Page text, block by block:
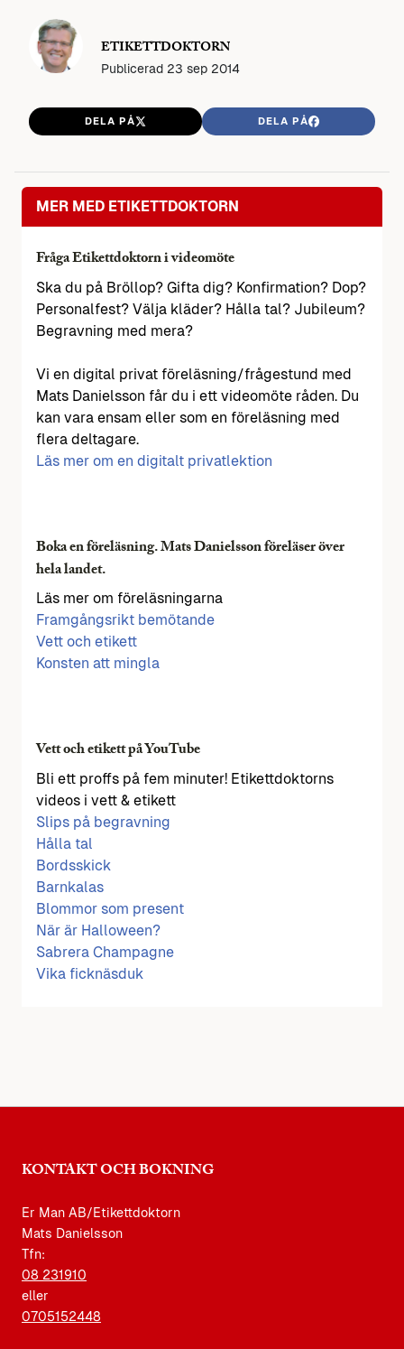
ETIKETTDOKTORN
Publicerad 23 sep 2014
DELA PÅ DELA PÅ
MER MED ETIKETTDOKTORN
Fråga Etikettdoktorn i videomöte
Ska du på Bröllop? Gifta dig? Konfirmation? Dop?
Personalfest? Välja kläder? Hålla tal? Jubileum?
Begravning med mera?
Vi en digital privat föreläsning/frågestund med
Mats Danielsson får du i ett videomöte råden. Du
kan vara ensam eller som en föreläsning med
flera deltagare.
Läs mer om en digitalt privatlektion
Boka en föreläsning. Mats Danielsson föreläser över
hela landet.
Läs mer om föreläsningarna
Framgångsrikt bemötande
Vett och etikett
Konsten att mingla
Vett och etikett på YouTube
Bli ett proffs på fem minuter! Etikettdoktorns
videos i vett & etikett
Slips på begravning
Hålla tal
Bordsskick
Barnkalas
Blommor som present
När är Halloween?
Sabrera Champagne
Vika ficknäsduk
KONTAKT OCH BOKNING
Er Man AB/Etikettdoktorn
Mats Danielsson
Tfn:
08 231910
eller
0705152448